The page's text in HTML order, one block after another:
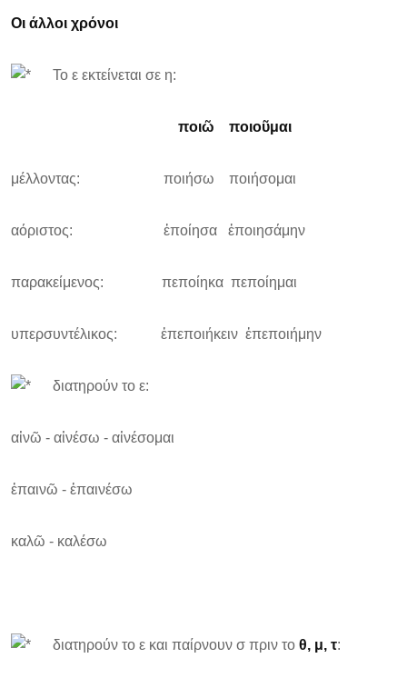
Οι άλλοι χρόνοι
Το ε εκτείνεται σε η:
ποιῶ ποιοῦμαι
μέλλοντας: ποιήσω ποιήσομαι
αόριστος: ἐποίησα ἐποιησάμην
παρακείμενος: πεποίηκα πεποίημαι
υπερσυντέλικος: ἐπεποιήκειν ἐπεποιήμην
διατηρούν το ε:
αἰνῶ - αἰνέσω - αἰνέσομαι
ἐπαινῶ - ἐπαινέσω
καλῶ - καλέσω
διατηρούν το ε και παίρνουν σ πριν το θ, μ, τ: